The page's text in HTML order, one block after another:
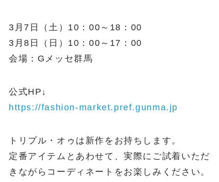
3月7日（土）10：00～18：00
3月8日（日）10：00～17：00
会場：Gメッセ群馬
公式HP↓
https://fashion-market.pref.gunma.jp
トリプル・オゥは新作をお持ちします。
定番アイテムとあわせて、実際にご試着いただ
きながらコーディネートをお楽しみください。